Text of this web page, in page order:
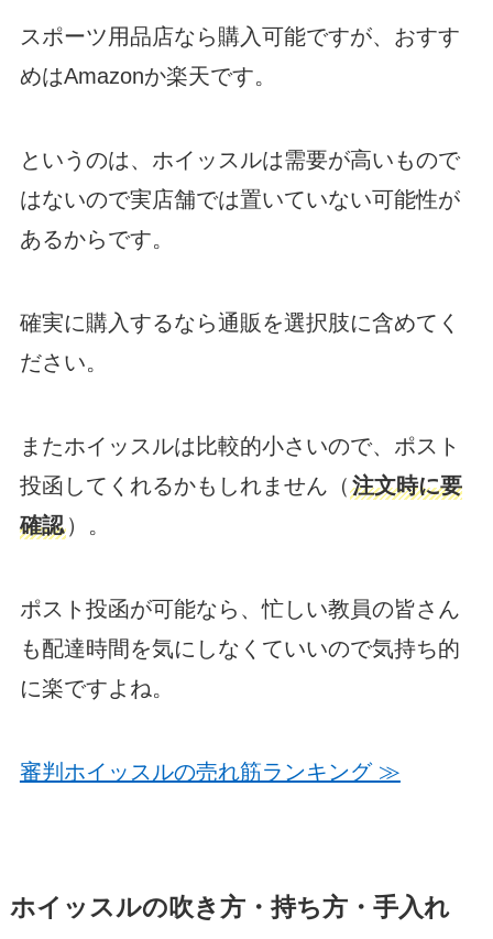
スポーツ用品店なら購入可能ですが、おすす
めはAmazonか楽天です。
というのは、ホイッスルは需要が高いもので
はないので実店舗では置いていない可能性が
あるからです。
確実に購入するなら通販を選択肢に含めてく
ださい。
またホイッスルは比較的小さいので、ポスト
投函してくれるかもしれません（ 注文時に要
確認）。
ポスト投函が可能なら、忙しい教員の皆さん
も配達時間を気にしなくていいので気持ち的
に楽ですよね。
審判ホイッスルの売れ筋ランキング ≫
ホイッスルの吹き方・持ち方・手入れ